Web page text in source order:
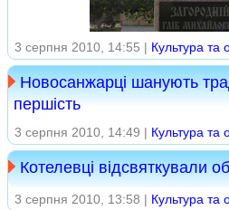
3 серпня 2010, 14:55 | Культура та
Новосанжарці шанують
першість
3 серпня 2010, 14:49 | Культура та
Котелевці відсвяткували
3 серпня 2010, 13:58 | Культура та